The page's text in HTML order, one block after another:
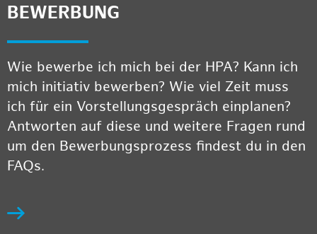
BEWERBUNG
Wie bewerbe ich mich bei der HPA? Kann ich
mich initiativ bewerben? Wie viel Zeit muss
ich für ein Vorstellungsgespräch einplanen?
Antworten auf diese und weitere Fragen rund
um den Bewerbungsprozess findest du in den
FAQs.